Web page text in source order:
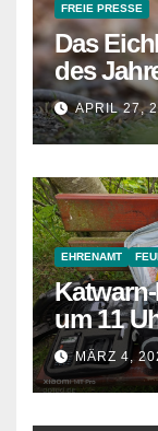
FREIE PRESSE
Das
des
APRIL 27,
EHRENAMT
um 11
MÄRZ 4,